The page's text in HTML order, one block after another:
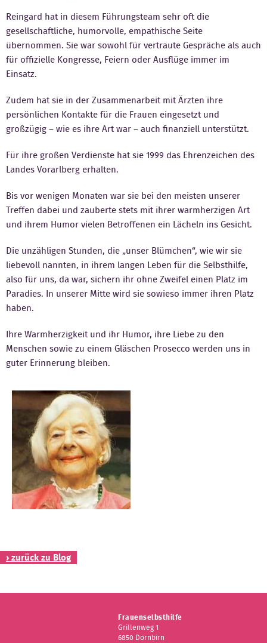
Reingard hat in diesem Führungsteam sehr oft die
gesellschaftliche, humorvolle, empathische Seite
übernommen. Sie war sowohl für vertraute Gespräche als auch
für offizielle Kongresse, Feiern oder Ausflüge immer im
Einsatz.
Zudem hat sie in der Zusammenarbeit mit Ärzten ihre
persönlichen Kontakte für die Frauen eingesetzt und
großzügig – wie es ihre Art war – auch finanziell unterstützt.
Für ihre großen Verdienste hat sie 1999 das Ehrenzeichen des
Landes Vorarlberg erhalten.
Bis vor wenigen Monaten war sie bei den meisten unserer
Treffen dabei und zauberte stets mit ihrer warmherzigen Art
und ihrem Humor vielen Betroffenen ein Lächeln ins Gesicht.
Die unzähligen Stunden, die „unser Blümchen“, wie wir sie
liebevoll nannten, in ihrem langen Leben für die Selbsthilfe,
also für uns, da war, sichern ihr ohne Zweifel einen Platz im
Paradies. In unserer Mitte wird sie sowieso immer ihren Platz
haben.
Ihre Warmherzigkeit und ihr Humor, ihre Liebe zu den
Menschen sowie zu einem Gläschen Prosecco werden uns in
guter Erinnerung bleiben.
› zurück zu Blog
Frauenselbsthilfe
Grillenweg 1
6850 Dornbirn